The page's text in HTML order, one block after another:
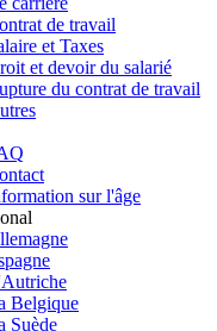
de travail
et Taxes
et devoir du salarié
du contrat de travail
sur l'âge
Belgique
Suède